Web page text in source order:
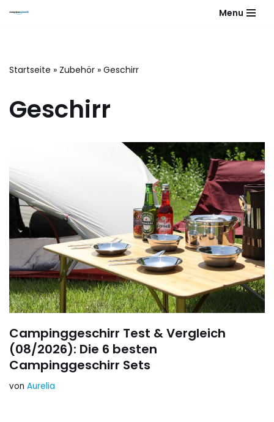
Menu
Startseite » Zubehör » Geschirr
Geschirr
Campinggeschirr Test & Vergleich
(08/2026): Die 6 besten
Campinggeschirr Sets
von Aurelia